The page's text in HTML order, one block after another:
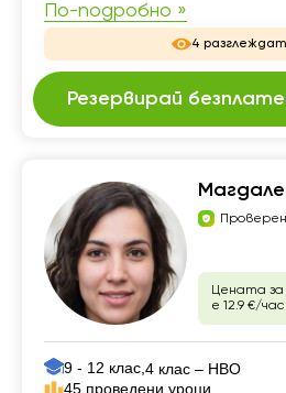
По-подробно »
4
Резервирай
Цената за
е 12.9 €/час
9 - 12 клас, 4 клас – НВО
45 проведени уроци